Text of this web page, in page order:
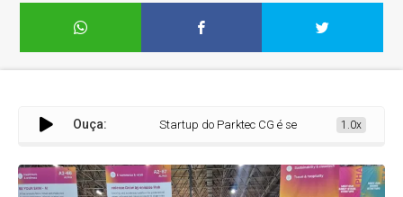
Ouça: Startup do Parktec CG é selecionada para missão
1.0x